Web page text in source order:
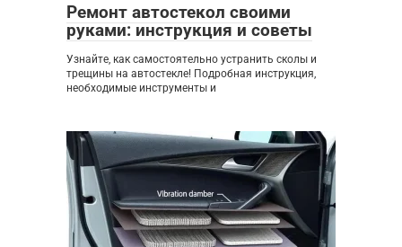
Ремонт автостекол своими
руками: инструкция и советы
Узнайте, как самостоятельно устранить сколы и
трещины на автостекле! Подробная инструкция,
необходимые инструменты и